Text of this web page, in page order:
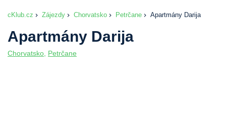
cKlub.cz Zájezdy Chorvatsko Petrčane Apartmány Darija
Apartmány Darija
Chorvatsko Petrčane